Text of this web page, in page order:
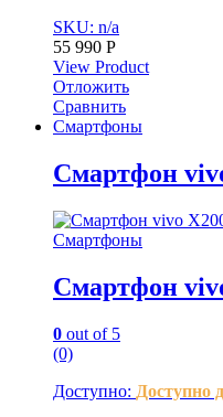
SKU: n/a
55 990 Р
View Product
Отложить
Сравнить
Смартфоны
Смартфон
Смартфоны
Смартфон
0 out of 5
(0)
Доступно: Доступно